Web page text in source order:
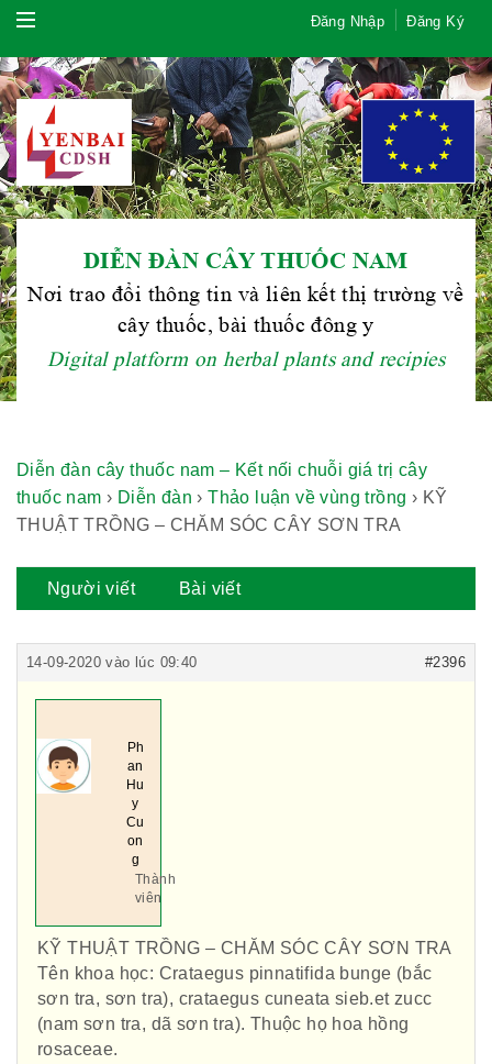
Đăng Nhập Đăng Ký
DIỄN ĐÀN CÂY THUỐC NAM
Nơi trao đổi thông tin và liên kết thị trường về
cây thuốc, bài thuốc đông y
Digital platform on herbal plants and recipies
Diễn đàn cây thuốc nam – Kết nối chuỗi giá trị cây
thuốc nam › Diễn đàn › Thảo luận về vùng trồng › KỸ
THUẬT TRỒNG – CHĂM SÓC CÂY SƠN TRA
Người viết Bài viết
14-09-2020 vào lúc 09:40 #2396
Ph
an
Hu
y
Cu
on
g
Thành
viên
KỸ THUẬT TRỒNG – CHĂM SÓC CÂY SƠN TRA
Tên khoa học: Crataegus pinnatifida bunge (bắc
sơn tra, sơn tra), crataegus cuneata sieb.et zucc
(nam sơn tra, dã sơn tra). Thuộc họ hoa hồng
rosaceae.